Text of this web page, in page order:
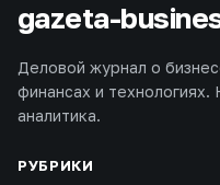
gazeta-
Деловой журнал о
финансах и технологиях.
аналитика.
РУБРИКИ